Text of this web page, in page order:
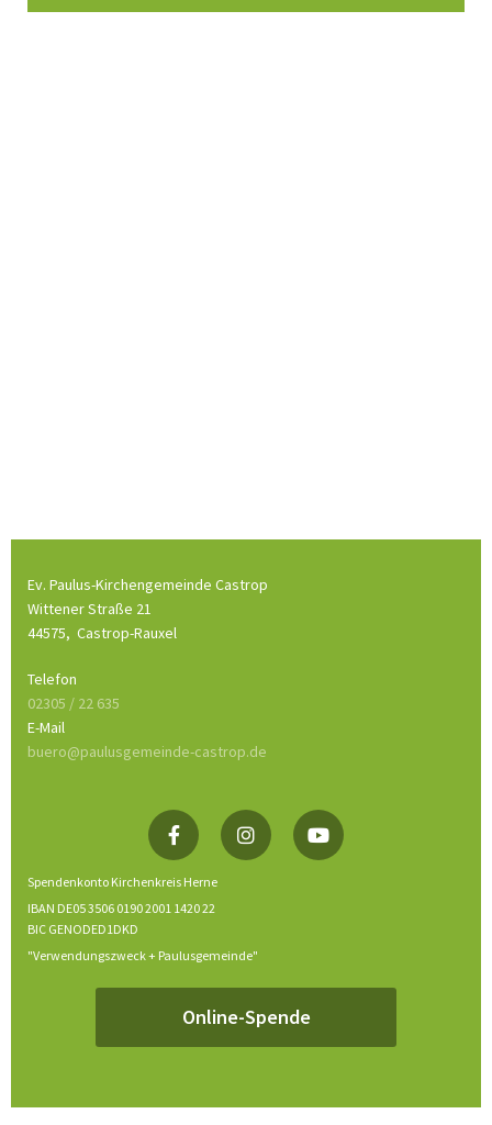
Ev. Paulus-Kirchengemeinde Castrop
Wittener Straße 21
44575, Castrop-Rauxel
Telefon
02305 / 22 635
E-Mail
buero@paulusgemeinde-castrop.de
Spendenkonto Kirchenkreis Herne
IBAN DE05 3506 0190 2001 1420 22
BIC GENODED1DKD
"Verwendungszweck + Paulusgemeinde"
Online-Spende